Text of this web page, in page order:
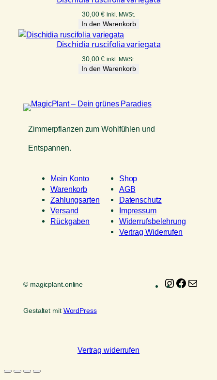
30,00€ inkl. MWSt.
In den Warenkorb
Dischidia ruscifolia variegata
30,00€ inkl. MWSt.
In den Warenkorb
Zimmerpflanzen zum Wohlfühlen und
Entspannen.
Mein Konto
Warenkorb
Zahlungsarten
Versand
Rückgaben
Shop
AGB
Datenschutz
Impressum
Widerrufsbelehrung
Vertrag Widerrufen
© magicplant.online Instagram
Gestaltet mit WordPress
Vertrag widerrufen